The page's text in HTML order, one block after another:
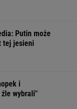
Putin może
tej jesieni
i
wybrali"